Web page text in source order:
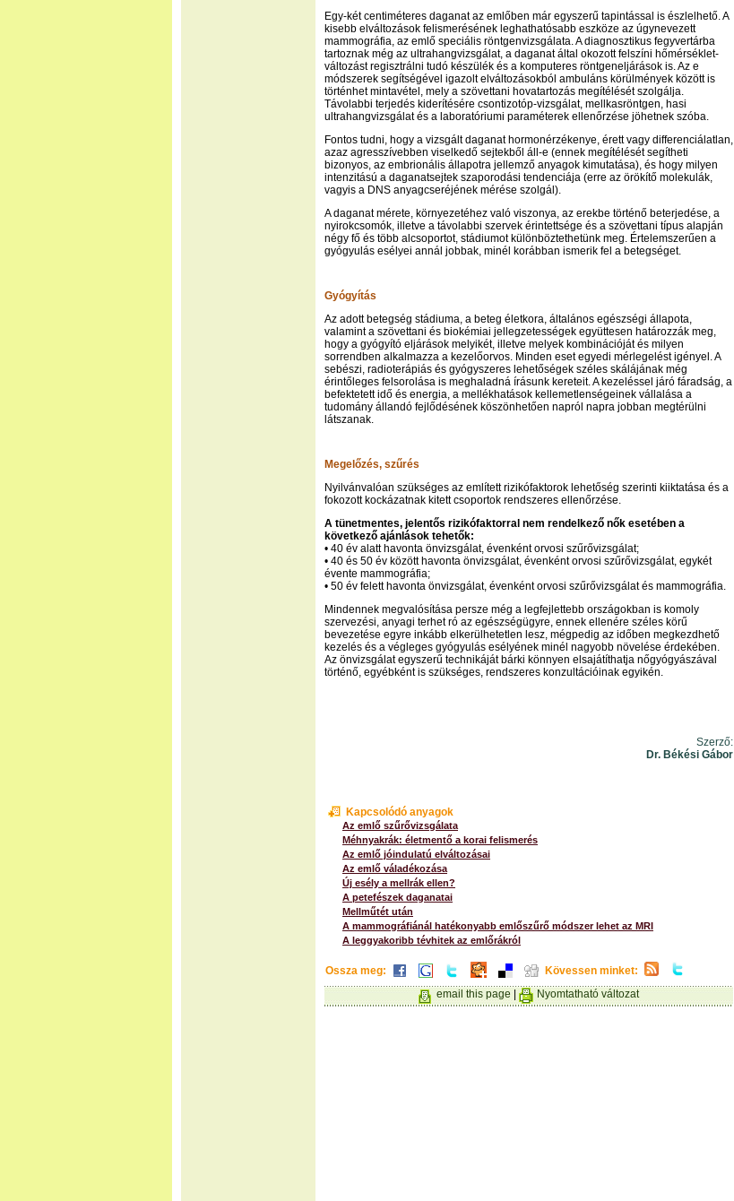
Egy-két centiméteres daganat az emlőben már egyszerű tapintással is észlelhető. A
kisebb elváltozások felismerésének leghathatósabb eszköze az úgynevezett
mammográfia, az emlő speciális röntgenvizsgálata. A diagnosztikus fegyvertárba
tartoznak még az ultrahangvizsgálat, a daganat által okozott felszíni hőmérséklet-
változást regisztrálni tudó készülék és a komputeres röntgeneljárások is. Az e
módszerek segítségével igazolt elváltozásokból ambuláns körülmények között is
történhet mintavétel, mely a szövettani hovatartozás megítélését szolgálja.
Távolabbi terjedés kiderítésére csontizotóp-vizsgálat, mellkasröntgen, hasi
ultrahangvizsgálat és a laboratóriumi paraméterek ellenőrzése jöhetnek szóba.
Fontos tudni, hogy a vizsgált daganat hormonérzékenye, érett vagy differenciálatlan,
azaz agresszívebben viselkedő sejtekből áll-e (ennek megítélését segítheti
bizonyos, az embrionális állapotra jellemző anyagok kimutatása), és hogy milyen
intenzitású a daganatsejtek szaporodási tendenciája (erre az örökítő molekulák,
vagyis a DNS anyagcseréjének mérése szolgál).
A daganat mérete, környezetéhez való viszonya, az erekbe történő beterjedése, a
nyirokcsomók, illetve a távolabbi szervek érintettsége és a szövettani típus alapján
négy fő és több alcsoportot, stádiumot különböztethetünk meg. Értelemszerűen a
gyógyulás esélyei annál jobbak, minél korábban ismerik fel a betegséget.
Gyógyítás
Az adott betegség stádiuma, a beteg életkora, általános egészségi állapota,
valamint a szövettani és biokémiai jellegzetességek együttesen határozzák meg,
hogy a gyógyító eljárások melyikét, illetve melyek kombinációját és milyen
sorrendben alkalmazza a kezelőorvos. Minden eset egyedi mérlegelést igényel. A
sebészi, radioterápiás és gyógyszeres lehetőségek széles skálájának még
érintőleges felsorolása is meghaladná írásunk kereteit. A kezeléssel járó fáradság, a
befektetett idő és energia, a mellékhatások kellemetlenségeinek vállalása a
tudomány állandó fejlődésének köszönhetően napról napra jobban megtérülni
látszanak.
Megelőzés, szűrés
Nyilvánvalóan szükséges az említett rizikófaktorok lehetőség szerinti kiiktatása és a
fokozott kockázatnak kitett csoportok rendszeres ellenőrzése.
A tünetmentes, jelentős rizikófaktorral nem rendelkező nők esetében a
következő ajánlások tehetők:
• 40 év alatt havonta önvizsgálat, évenként orvosi szűrővizsgálat;
• 40 és 50 év között havonta önvizsgálat, évenként orvosi szűrővizsgálat, egykét
évente mammográfia;
• 50 év felett havonta önvizsgálat, évenként orvosi szűrővizsgálat és mammográfia.
Mindennek megvalósítása persze még a legfejlettebb országokban is komoly
szervezési, anyagi terhet ró az egészségügyre, ennek ellenére széles körű
bevezetése egyre inkább elkerülhetetlen lesz, mégpedig az időben megkezdhető
kezelés és a végleges gyógyulás esélyének minél nagyobb növelése érdekében.
Az önvizsgálat egyszerű technikáját bárki könnyen elsajátíthatja nőgyógyászával
történő, egyébként is szükséges, rendszeres konzultációinak egyikén.
Szerző:
Dr. Békési Gábor
Kapcsolódó anyagok
Az emlő szűrővizsgálata
Méhnyakrák: életmentő a korai felismerés
Az emlő jóindulatú elváltozásai
Az emlő váladékozása
Új esély a mellrák ellen?
A petefészek daganatai
Mellműtét után
A mammográfiánál hatékonyabb emlőszűrő módszer lehet az MRI
A leggyakoribb tévhitek az emlőrákról
Ossza meg:
Kövessen minket:
email this page
Nyomtatható változat